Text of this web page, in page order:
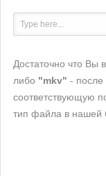
Достаточно что Вы
либо "mkv" - после
соответствующую
тип файла в нашей